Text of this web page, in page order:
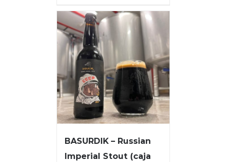
BASURDIK – Russian
Imperial Stout (caja